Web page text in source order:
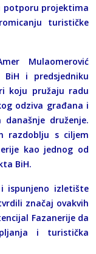
projektima
turističke
Mulaomerović
i predsjedniku
koju pružaju radu
odziva građana i
druženje.
razdoblju s ciljem
kao jednog od
BiH.
ispunjeno izletište
značaj ovakvih
Fazanerije da
i turistička